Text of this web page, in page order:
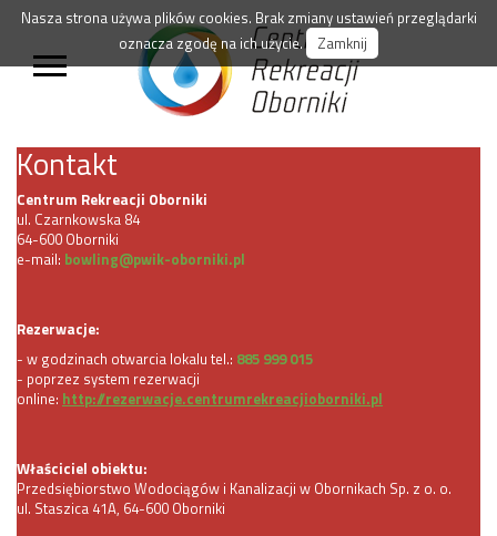
Nasza strona używa plików cookies. Brak zmiany ustawień przeglądarki
oznacza zgodę na ich użycie. Zamknij
Kontakt
Centrum Rekreacji Oborniki
ul. Czarnkowska 84
64-600 Oborniki
e-mail: bowling@pwik-oborniki.pl
Rezerwacje:
- w godzinach otwarcia lokalu tel.: 885 999 015
- poprzez system rezerwacji
online: http://rezerwacje.centrumrekreacjioborniki.pl
Właściciel obiektu:
Przedsiębiorstwo Wodociągów i Kanalizacji w Obornikach Sp. z o. o.
ul. Staszica 41A, 64-600 Oborniki